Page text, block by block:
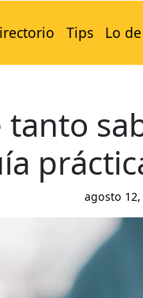
Tips Lo
tanto
agosto 12,